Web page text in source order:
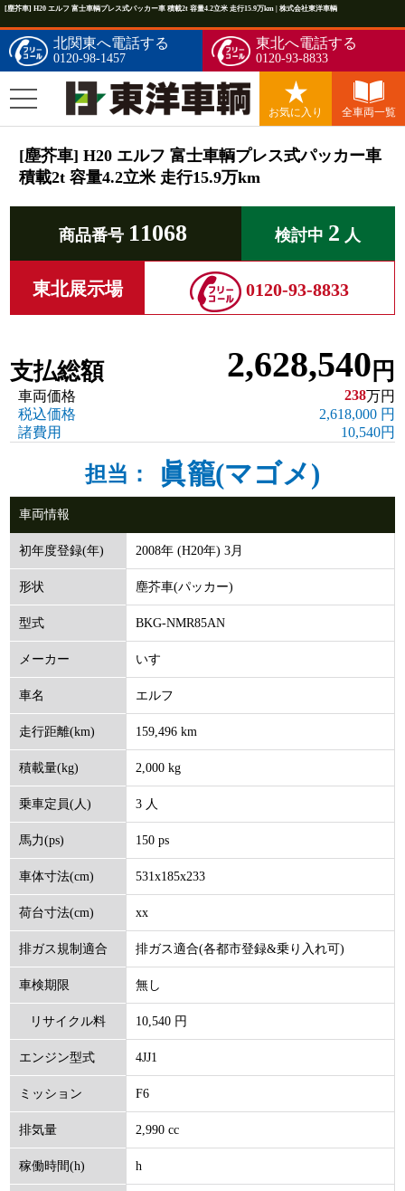
[塵芥車] H20 エルフ 富士車輌プレス式パッカー車 積載2t 容量4.2立米 走行15.9万km | 株式会社東洋車輌
北関東へ電話する
0120-98-1457
東北へ電話する
0120-93-8833
お気に入り 全車両一覧
[塵芥車] H20 エルフ 富士車輌プレス式パッカー車
積載2t 容量4.2立米 走行15.9万km
商品番号 11068 検討中 2 人
東北展示場 0120-93-8833
支払総額 2,628,540 円
車両価格 238万円
税込価格
2,618,000 円
諸費用
10,540円
担当： 眞籠(マゴメ)
車両情報
初年度登録(年) 2008年 (H20年) 3月
形状 塵芥車(パッカー)
型式 BKG-NMR85AN
メーカー いすゞ
車名 エルフ
走行距離(km) 159,496 km
積載量(kg) 2,000 kg
乗車定員(人) 3 人
馬力(ps) 150 ps
車体寸法(cm) 531x185x233
荷台寸法(cm) xx
排ガス規制適合 排ガス適合(各都市登録&乗り入れ可)
車検期限 無し
リサイクル料
(円)
10,540 円
エンジン型式 4JJ1
ミッション F6
排気量 2,990 cc
稼働時間(h) h